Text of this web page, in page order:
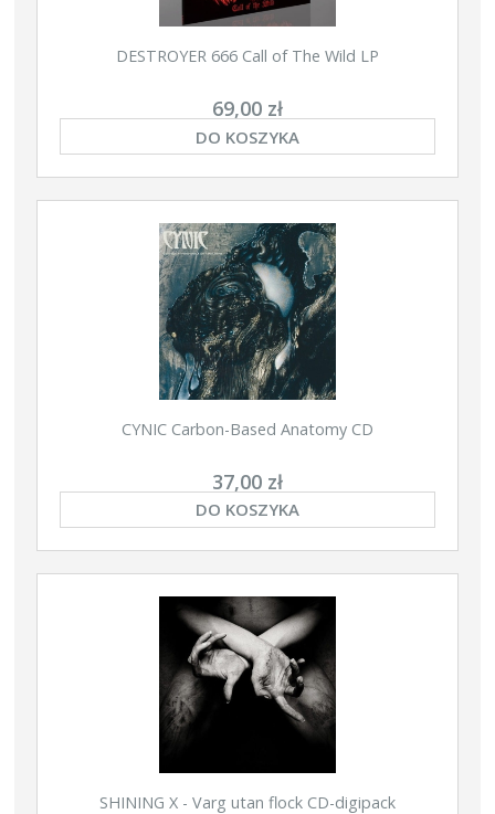
DESTROYER 666 Call of The Wild LP
69,00 zł
DO KOSZYKA
CYNIC Carbon-Based Anatomy CD
37,00 zł
DO KOSZYKA
SHINING X - Varg utan flock CD-digipack